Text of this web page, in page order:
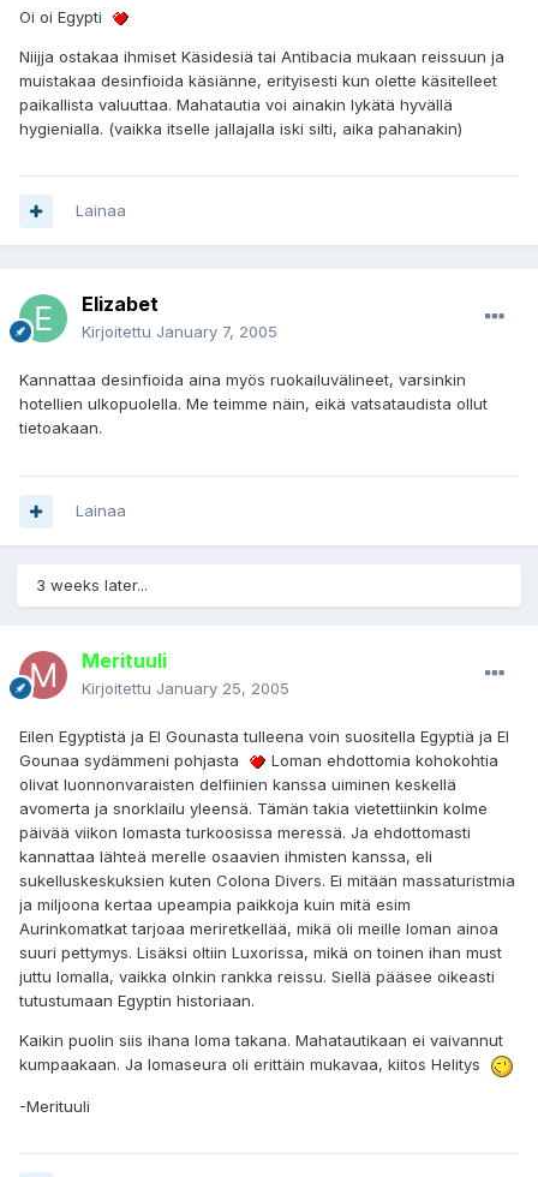
Oi oi Egypti
Niijja ostakaa ihmiset Käsidesiä tai Antibacia mukaan reissuun ja
muistakaa desinfioida käsiänne, erityisesti kun olette käsitelleet
paikallista valuuttaa. Mahatautia voi ainakin lykätä hyvällä
hygienialla. (vaikka itselle jallajalla iski silti, aika pahanakin)
Lainaa
Elizabet
Kirjoitettu January 7, 2005
Kannattaa desinfioida aina myös ruokailuvälineet, varsinkin
hotellien ulkopuolella. Me teimme näin, eikä vatsataudista ollut
tietoakaan.
Lainaa
3 weeks later...
Merituuli
Kirjoitettu January 25, 2005
Eilen Egyptistä ja El Gounasta tulleena voin suositella Egyptiä ja El
Gounaa sydämmeni pohjasta
Loman ehdottomia kohokohtia
olivat luonnonvaraisten delfiinien kanssa uiminen keskellä
avomerta ja snorklailu yleensä. Tämän takia vietettiinkin kolme
päivää viikon lomasta turkoosissa meressä. Ja ehdottomasti
kannattaa lähteä merelle osaavien ihmisten kanssa, eli
sukelluskeskuksien kuten Colona Divers. Ei mitään massaturistmia
ja miljoona kertaa upeampia paikkoja kuin mitä esim
Aurinkomatkat tarjoaa meriretkellää, mikä oli meille loman ainoa
suuri pettymys. Lisäksi oltiin Luxorissa, mikä on toinen ihan must
juttu lomalla, vaikka olnkin rankka reissu. Siellä pääsee oikeasti
tutustumaan Egyptin historiaan.
Kaikin puolin siis ihana loma takana. Mahatautikaan ei vaivannut
kumpaakaan. Ja lomaseura oli erittäin mukavaa, kiitos Helitys
-Merituuli